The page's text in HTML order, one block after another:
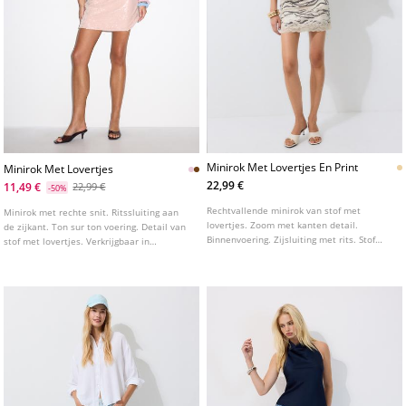
Minirok Met Lovertjes
11,49 €
-50% 22,99 €
Minirok met rechte snit. Ritssluiting aan
de zijkant. Ton sur ton voering. Detail van
stof met lovertjes. Verkrijgbaar in
Minirok Met Lovertjes En Print
22,99 €
Rechtvallende minirok van stof met
lovertjes. Zoom met kanten detail.
Binnenvoering. Zijsluiting met rits. Stof